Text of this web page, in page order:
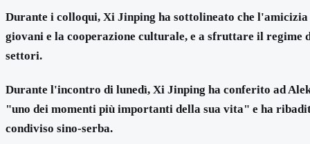
Durante i colloqui, Xi Jinping ha sottolineato che
giovani e la cooperazione culturale, e a sfruttare il
settori.
Durante l'incontro di lunedì, Xi Jinping ha conferito ad
"uno dei momenti più importanti della sua vita" e ha
condiviso sino-serba.